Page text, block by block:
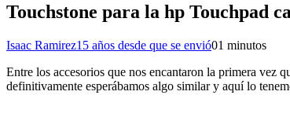
Touchstone para la hp Touchpad
Isaac Ramirez15 años desde que se envió01 minutos
Entre los accesorios que nos encantaron la primera vez
definitivamente esperábamos algo similar y aquí lo